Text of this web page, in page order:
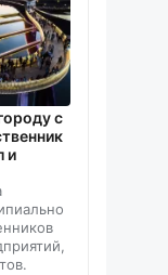
с
и